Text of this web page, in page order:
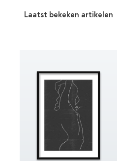
Laatst bekeken artikelen